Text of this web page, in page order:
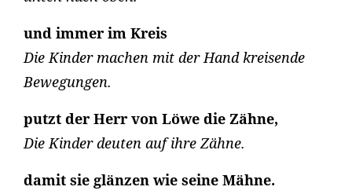
und immer im Kreis
Die Kinder machen mit der Hand kreisende
Bewegungen.
putzt der Herr von Löwe die Zähne,
Die Kinder deuten auf ihre Zähne.
damit sie glänzen wie seine Mähne.